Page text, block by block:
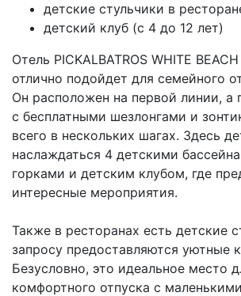
детские стульчики в
детский клуб (с 4 до 12 лет)
Отель PICKALBATROS WHITE BEACH
отлично подойдет для семейного
Он расположен на первой линии, а
с бесплатными шезлонгами и
всего в нескольких шагах. Здесь
наслаждаться 4 детскими
горками и детским клубом, где
интересные мероприятия.
Также в ресторанах есть детские
запросу предоставляются уютные
Безусловно, это идеальное место
комфортного отпуска с маленькими